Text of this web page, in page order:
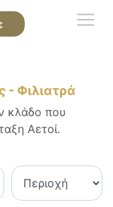
- Φιλιατρά
κλάδο που
Αετοί.